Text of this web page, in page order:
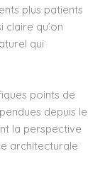
plus patients
claire qu’on
qui
points de
depuis le
la perspective
architecturale